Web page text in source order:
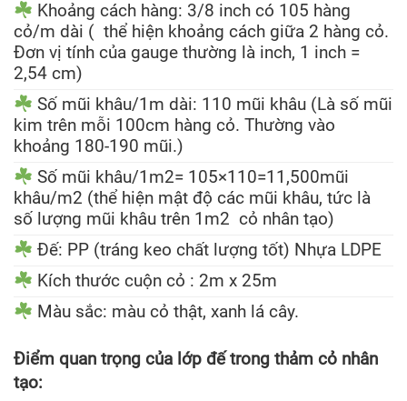
Khoảng cách hàng: 3/8 inch có 105 hàng
cỏ/m dài ( thể hiện khoảng cách giữa 2 hàng cỏ.
Đơn vị tính của gauge thường là inch, 1 inch =
2,54 cm)
Số mũi khâu/1m dài: 110 mũi khâu (Là số mũi
kim trên mỗi 100cm hàng cỏ. Thường vào
khoảng 180-190 mũi.)
Số mũi khâu/1m2= 105×110=11,500mũi
khâu/m2 (thể hiện mật độ các mũi khâu, tức là
số lượng mũi khâu trên 1m2 cỏ nhân tạo)
Đế: PP (tráng keo chất lượng tốt) Nhựa LDPE
Kích thước cuộn cỏ : 2m x 25m
Màu sắc: màu cỏ thật, xanh lá cây.
Điểm quan trọng của lớp đế trong thảm cỏ nhân
tạo: